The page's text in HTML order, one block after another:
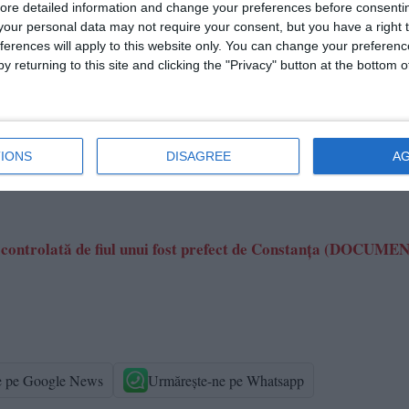
detailed information and change your preferences before
personal data may not require your consent, but you have a right
will apply to this website only. You can change your
returning to this site and clicking the "Privacy" button at the bottom
DISAGREE
jurnalistică este exonerată de la unele prevederi ale
între libertatea de exprimare şi protecţia datelor cu caracter
și sunt obținute din surse publice deschise.
de fiul unui fost prefect de Constanța
pe Google News Urmărește-ne pe Whatsapp